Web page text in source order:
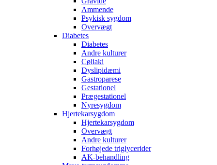
Ammende
Psykisk sygdom
Overvægt
Diabetes
Diabetes
Andre kulturer
Cøliaki
Dyslipidæmi
Gastroparese
Gestationel
Prægestationel
Nyresygdom
Hjertekarsygdom
Hjertekarsygdom
Overvægt
Andre kulturer
Forhøjede triglycerider
AK-behandling